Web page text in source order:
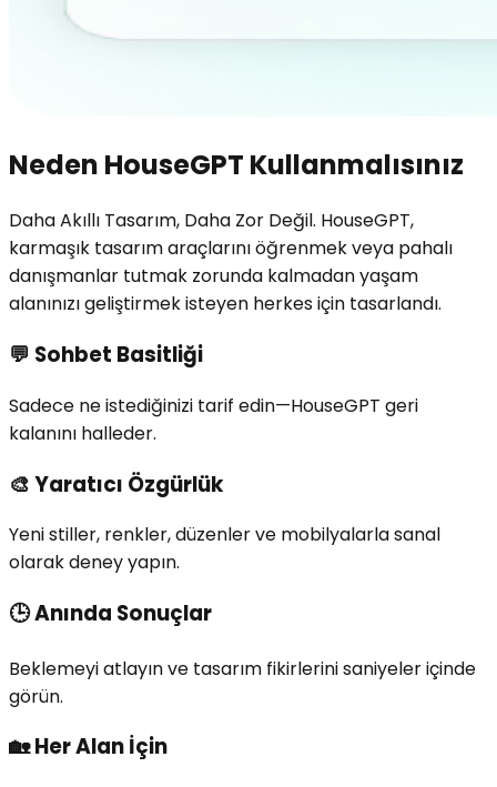
Neden HouseGPT Kullanmalısınız
Daha Akıllı Tasarım, Daha Zor Değil. HouseGPT,
karmaşık tasarım araçlarını öğrenmek veya pahalı
danışmanlar tutmak zorunda kalmadan yaşam
alanınızı geliştirmek isteyen herkes için tasarlandı.
💬 Sohbet Basitliği
Sadece ne istediğinizi tarif edin—HouseGPT geri
kalanını halleder.
🎨Yaratıcı Özgürlük
Yeni stiller, renkler, düzenler ve mobilyalarla sanal
olarak deney yapın.
🕒Anında Sonuçlar
Beklemeyi atlayın ve tasarım fikirlerini saniyeler içinde
görün.
🏡Her Alan İçin